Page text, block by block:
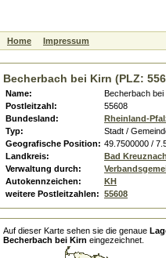
Home Impressum
Becherbach bei Kirn (PLZ:
Name:
Becherbach bei
Postleitzahl:
55608
Bundesland:
Rheinland-
Typ:
Stadt /
Geografische Position: 49.7500000 /
Landkreis:
Bad
Verwaltung durch:
Autokennzeichen:
KH
weitere Postleitzahlen: 55608
Auf dieser Karte sehen sie die genaue
Becherbach bei Kirn eingezeichnet.